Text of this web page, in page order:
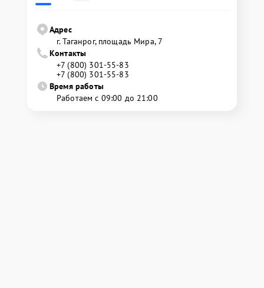
Адрес
г. Таганрог, площадь Мира, 7
Контакты
+7 (800) 301-55-83
+7 (800) 301-55-83
Время работы
Работаем с 09:00 до 21:00